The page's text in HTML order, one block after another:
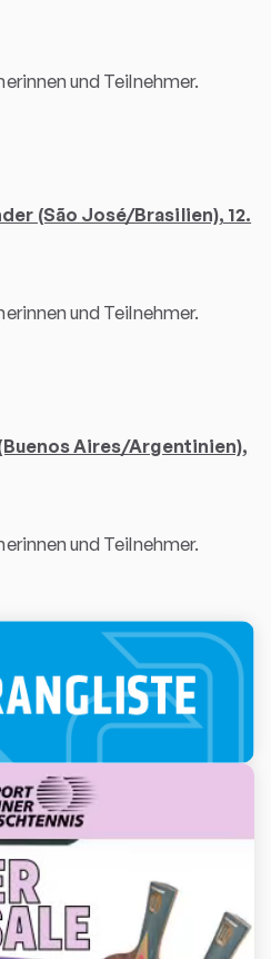
und Teilnehmer.
(São José/Brasilien), 12.
und Teilnehmer.
Aires/Argentinien),
und Teilnehmer.